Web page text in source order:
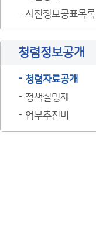
사전정보공표목록
청렴정보공개
청렴자료공개
정책실명제
업무추진비